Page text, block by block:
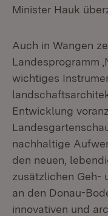
Minister Hauk
Auch in Wangen
Landesprogramm
wichtiges
Entwicklung
nachhaltige
den neuen,
zusätzlichen Geh-
an den Donau-
innovativen und